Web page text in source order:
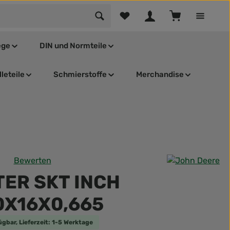
Du hast 0 Produkte auf dem
DIN und Normteile
Schmierstoffe Merchandise
Bewerten
SKT INCH
Lieferzeit: 1-5 Werktage